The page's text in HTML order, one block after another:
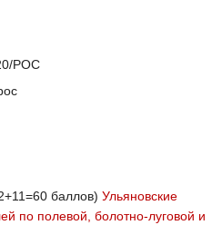
РОС
баллов) Ульяновские
по полевой, болотно-луговой и